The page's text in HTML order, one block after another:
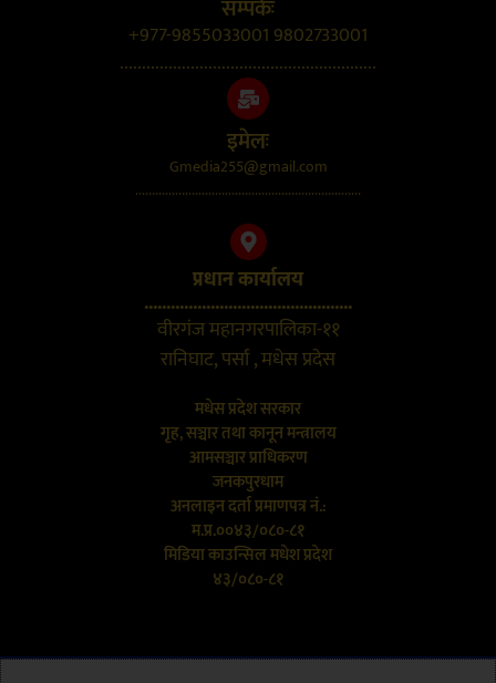
सम्पर्कः
+977-9855033001 9802733001
..........................................................
इमेलः
Gmedia255@gmail.com
....................................................................
प्रधान कार्यालय
...............................................
वीरगंज महानगरपालिका-११
रानिघाट, पर्सा , मधेस प्रदेस
मधेस प्रदेश सरकार
गृह, सञ्चार तथा कानून मन्त्रालय
आमसञ्चार प्राधिकरण
जनकपुरधाम
अनलाइन दर्ता प्रमाणपत्र नं.:
म.प्र.००४३/०८०-८१
मिडिया काउन्सिल मधेश प्रदेश
४३/०८०-८१